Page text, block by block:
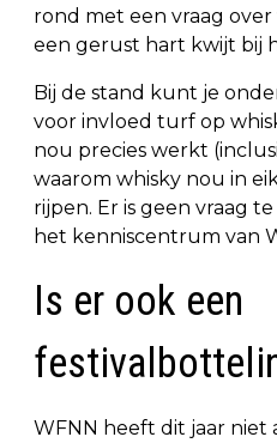
rond met een vraag
een gerust hart kwijt bij
Bij de stand kunt je
voor invloed turf op
nou precies werkt
waarom whisky nou in
rijpen. Er is geen vraag
het kenniscentrum van
Is er ook een
WFNN heeft dit jaar niet